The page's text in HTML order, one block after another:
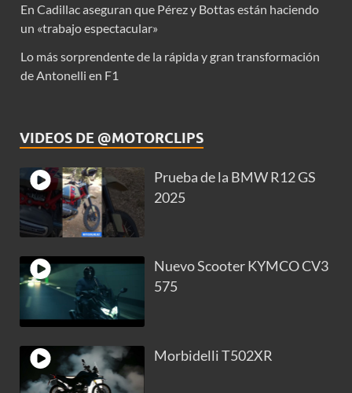
En Cadillac aseguran que Pérez y Bottas están haciendo
un «trabajo espectacular»
Lo más sorprendente de la rápida y gran transformación
de Antonelli en F1
VIDEOS DE @MOTORCLIPS
Prueba de la BMW R12 GS
2025
Nuevo Scooter KYMCO CV3
575
Morbidelli T502XR